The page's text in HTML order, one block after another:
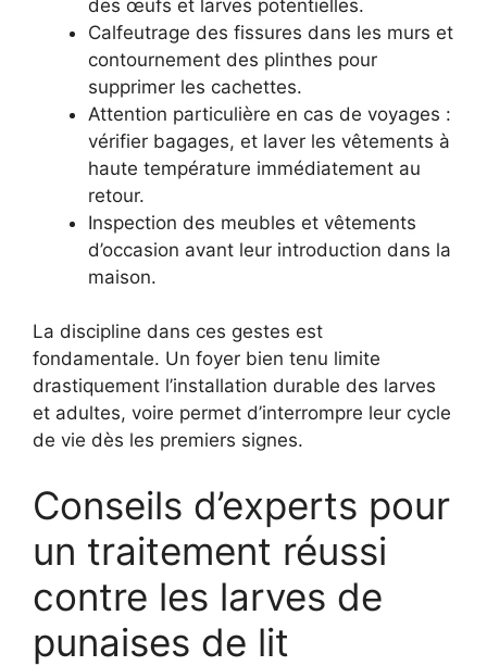
des œufs et larves potentielles.
Calfeutrage des fissures dans les murs et
contournement des plinthes pour
supprimer les cachettes.
Attention particulière en cas de voyages :
vérifier bagages, et laver les vêtements à
haute température immédiatement au
retour.
Inspection des meubles et vêtements
d’occasion avant leur introduction dans la
maison.
La discipline dans ces gestes est
fondamentale. Un foyer bien tenu limite
drastiquement l’installation durable des larves
et adultes, voire permet d’interrompre leur cycle
de vie dès les premiers signes.
Conseils d’experts pour
un traitement réussi
contre les larves de
punaises de lit